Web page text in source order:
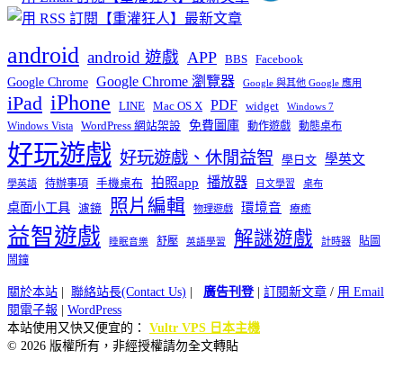
android android 遊戲 APP BBS Facebook
Google Chrome Google Chrome 瀏覽器 Google 與其他 Google 應用
iPad iPhone LINE Mac OS X PDF widget Windows 7
Windows Vista WordPress 網站架設 免費圖庫 動作遊戲 動態桌布
好玩遊戲 好玩遊戲、休閒益智 學日文 學英文
學英語 待辦事項 手機桌布 拍照app 播放器 日文學習 桌布
桌面小工具 濾鏡 照片編輯 物理遊戲 環境音 療癒
益智遊戲 睡眠音樂 舒壓 英語學習 解謎遊戲 計時器
貼圖
鬧鐘
關於本站 聯絡站長(Contact Us) 廣告刊登| 訂閱新文章 / 用 Email
閱電子報
WordPress
本站使用又快又便宜的： Vultr VPS 日本主機
© 2026 版權所有，非經授權請勿全文轉貼